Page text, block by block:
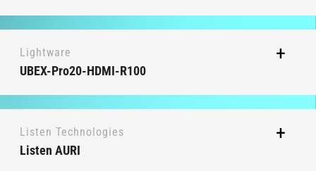
Lightware
UBEX-Pro20-HDMI-R100
Listen Technologies
Listen AURI